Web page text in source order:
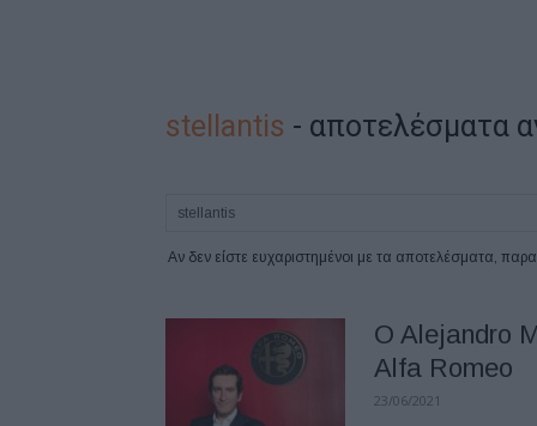
stellantis - αποτελέσματα
Αν δεν είστε ευχαριστημένοι με τα αποτελέσματα,
O Alejandro
Alfa Romeo
23/06/2021